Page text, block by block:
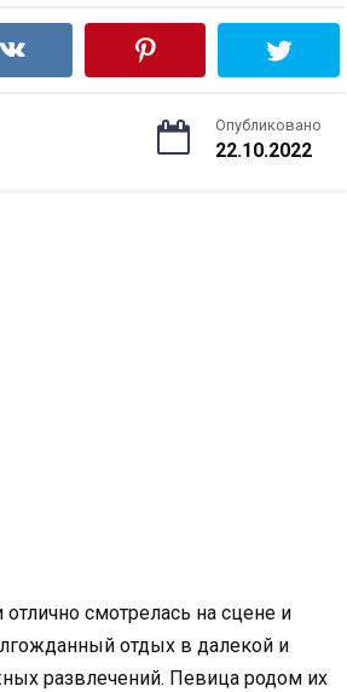
Опубликовано
22.10.2022
смотрелась на сцене и
отдых в далекой и
развлечений. Певица родом их